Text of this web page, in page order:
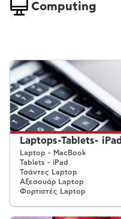
Computing
Laptops-Tablets- iPad
Laptop - MacBook
Tablets - iPad
Τσάντες Laptop
Αξεσουάρ Laptop
Φορτιστές Laptop